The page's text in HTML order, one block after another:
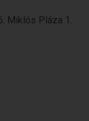
Miklós Pláza 1.